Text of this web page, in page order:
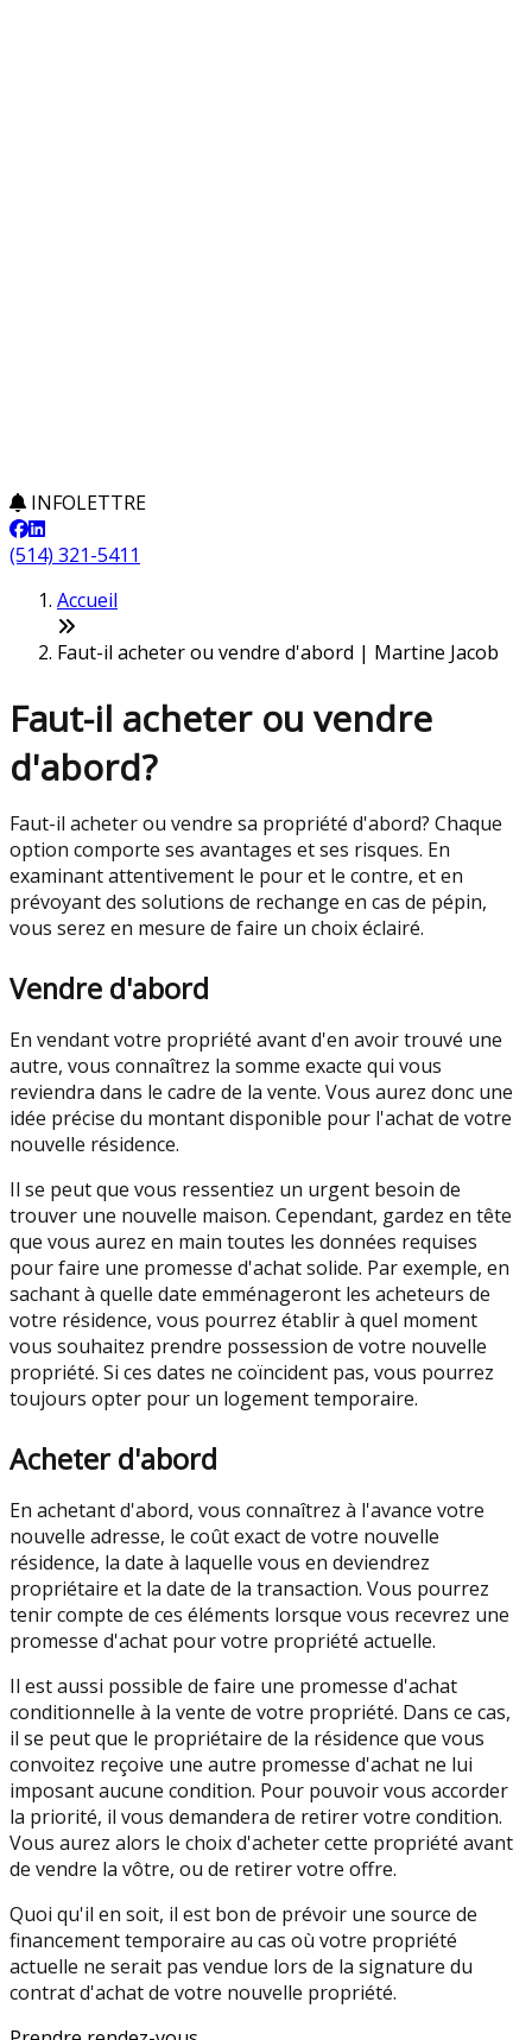
INFOLETTRE
(514) 321-5411
Accueil
Faut-il acheter ou vendre d'abord | Martine Jacob
Faut-il acheter ou vendre
d'abord?
Faut-il acheter ou vendre sa propriété d'abord? Chaque
option comporte ses avantages et ses risques. En
examinant attentivement le pour et le contre, et en
prévoyant des solutions de rechange en cas de pépin,
vous serez en mesure de faire un choix éclairé.
Vendre d'abord
En vendant votre propriété avant d'en avoir trouvé une
autre, vous connaîtrez la somme exacte qui vous
reviendra dans le cadre de la vente. Vous aurez donc une
idée précise du montant disponible pour l'achat de votre
nouvelle résidence.
Il se peut que vous ressentiez un urgent besoin de
trouver une nouvelle maison. Cependant, gardez en tête
que vous aurez en main toutes les données requises
pour faire une promesse d'achat solide. Par exemple, en
sachant à quelle date emménageront les acheteurs de
votre résidence, vous pourrez établir à quel moment
vous souhaitez prendre possession de votre nouvelle
propriété. Si ces dates ne coïncident pas, vous pourrez
toujours opter pour un logement temporaire.
Acheter d'abord
En achetant d'abord, vous connaîtrez à l'avance votre
nouvelle adresse, le coût exact de votre nouvelle
résidence, la date à laquelle vous en deviendrez
propriétaire et la date de la transaction. Vous pourrez
tenir compte de ces éléments lorsque vous recevrez une
promesse d'achat pour votre propriété actuelle.
Il est aussi possible de faire une promesse d'achat
conditionnelle à la vente de votre propriété. Dans ce cas,
il se peut que le propriétaire de la résidence que vous
convoitez reçoive une autre promesse d'achat ne lui
imposant aucune condition. Pour pouvoir vous accorder
la priorité, il vous demandera de retirer votre condition.
Vous aurez alors le choix d'acheter cette propriété avant
de vendre la vôtre, ou de retirer votre offre.
Quoi qu'il en soit, il est bon de prévoir une source de
financement temporaire au cas où votre propriété
actuelle ne serait pas vendue lors de la signature du
contrat d'achat de votre nouvelle propriété.